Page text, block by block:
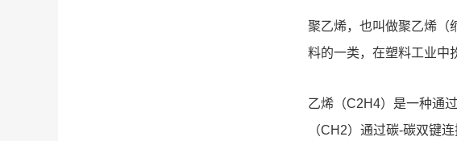
聚乙烯，也叫做聚乙烯（
料的一类，在塑料工业中
乙烯（C2H4）是一种通
（CH2）通过碳-碳双键